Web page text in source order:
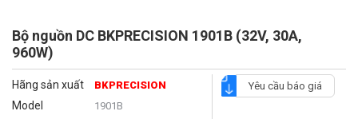
Bộ nguồn DC BKPRECISION 1901B (32V, 30A,
960W)
Hãng sản xuất BKPRECISION
Model 1901B
Yêu cầu báo giá